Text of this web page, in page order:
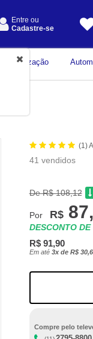
Entre ou
Cadastre-se
Organização
(1)
41 vendidos
De R$ 108,12
Por R$
DESCONTO DE
R$ 91,90
Em até 3x de R$
Compre pelo